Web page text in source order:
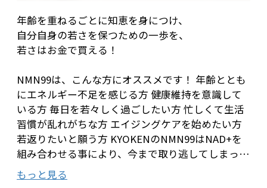
年齢を重ねるごとに知恵を身につけ、
自分自身の若さを保つための一歩を、
若さはお金で買える！
NMN99は、こんな方にオススメです！ 年齢ととも
にエネルギー不足を感じる方 健康維持を意識して
いる方 毎日を若々しく過ごしたい方 忙しくて生活
習慣が乱れがちな方 エイジングケアを始めたい方
若返りたいと願う方 KYOKENのNMN99はNAD+を
組み合わせる事により、今まで取り逃してしまって
いたNMNの吸収を助けます。さらにバイオペリン
を組み合わせる事によりそれらの吸収率を16%～
もっと見る